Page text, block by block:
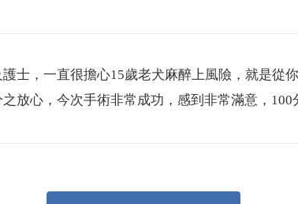
士，一直很擔心15歲老犬麻醉上風險，就是從
放心，今次手術非常成功，感到非常滿意，100